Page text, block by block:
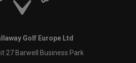
Golf Europe Ltd
27 Barwell Business Park